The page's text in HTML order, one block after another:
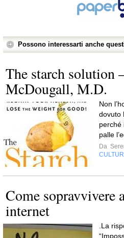
Possono interessarti anche
The starch solution
McDougall, M.D.
Non
dovuto
perché
palle
Da
Come sopravvivere
internet
.La